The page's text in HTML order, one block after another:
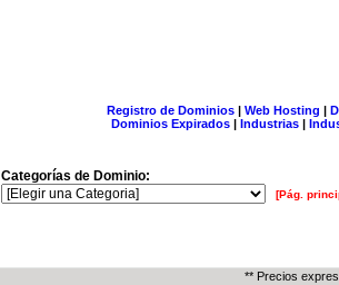
Registro de Dominios| Web Hosting |
Dominios Expirados | Industrias |
Categorías de Dominio:
[Pág.
** Precios